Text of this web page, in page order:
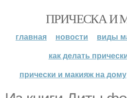
ПРИЧЕСКА И
главная новости
виды
как делать
прически и макияж на дому